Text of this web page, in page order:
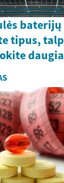
tipus,